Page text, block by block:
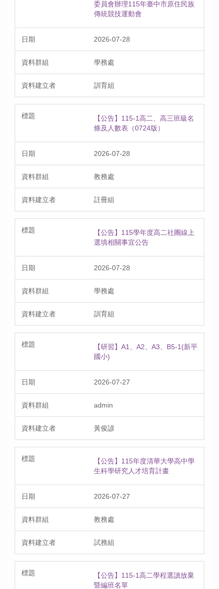
委員會辦理115年臺中市原住民族
傳統競技運動會
2026-07-28
學務處
訓育組
【公告】115-1高二、高三班級名
條及人數表（0724版）
2026-07-28
教務處
註冊組
【公告】115學年度高二社團線上
選填相關事宜公告
2026-07-28
學務處
訓育組
【研習】A1、A2、A3、B5-1(新平
國小)
2026-07-27
admin
黃俊諺
【公告】115年度清華大學高中學
生科學研究人才培育計畫
2026-07-27
教務處
試務組
【公告】115-1高二學程選讀放棄
暨編班名單